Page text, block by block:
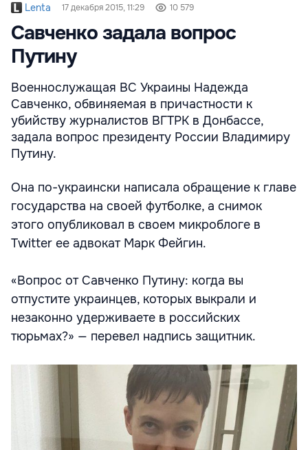
Lenta 17 декабря 2015, 11:29 10 579
Савченко задала вопрос
Путину
Военнослужащая ВС Украины Надежда
Савченко, обвиняемая в причастности к
убийству журналистов ВГТРК в Донбассе,
задала вопрос президенту России Владимиру
Путину.
Она по-украински написала обращение к главе
государства на своей футболке, а снимок
этого опубликовал в своем микроблоге в
Twitter ее адвокат Марк Фейгин.
«Вопрос от Савченко Путину: когда вы
отпустите украинцев, которых выкрали и
незаконно удерживаете в российских
тюрьмах?» — перевел надпись защитник.